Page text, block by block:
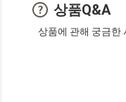
상품Q&A
상품에 관해 궁금한